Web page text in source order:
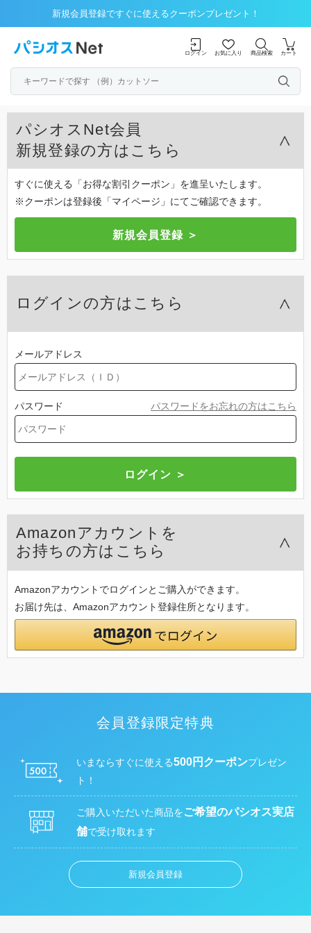
新規会員登録ですぐに使えるクーポンプレゼント！
ログイン お気に入り 商品検索 カート
パシオスNet会員
新規登録の方はこちら
すぐに使える「お得な割引クーポン」を進呈いたします。
※クーポンは登録後「マイページ」にてご確認できます。
ログインの方はこちら
メールアドレス
パスワード パスワードをお忘れの方はこちら
Amazonアカウントを
お持ちの方はこちら
Amazonアカウントでログインとご購入ができます。
お届け先は、Amazonアカウント登録住所となります。
会員登録限定特典
いまならすぐに使える500円クーポンプレゼン
ト！
ご購入いただいた商品をご希望のパシオス実店
舗で受け取れます
新規会員登録